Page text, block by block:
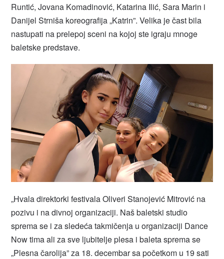
Runtić, Jovana Komadinović, Katarina Ilić, Sara Marin i
Danijel Strniša koreografija „Katrin”. Velika je čast bila
nastupati na prelepoj sceni na kojoj ste igraju mnoge
baletske predstave.
„Hvala direktorki festivala Oliveri Stanojević Mitrović na
pozivu i na divnoj organizaciji. Naš baletski studio
sprema se i za sledeća takmičenja u organizaciji Dance
Now tima ali za sve ljubitelje plesa i baleta sprema se
„Plesna čarolija” za 18. decembar sa početkom u 19 sati